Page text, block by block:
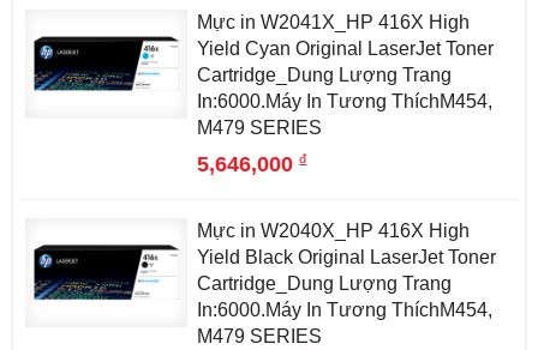
Mực in W2041X_HP 416X High
Yield Cyan Original LaserJet Toner
Cartridge_Dung Lượng Trang
In:6000.Máy In Tương ThíchM454,
M479 SERIES
5,646,000đ
Mực in W2040X_HP 416X High
Yield Black Original LaserJet Toner
Cartridge_Dung Lượng Trang
In:6000.Máy In Tương ThíchM454,
M479 SERIES